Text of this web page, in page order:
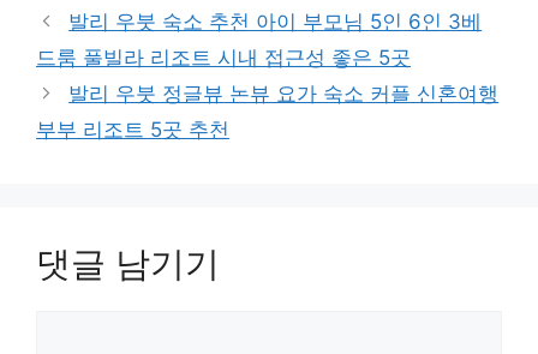
발리 우붓 숙소 추천 아이 부모님 5인 6인 3베
드룸 풀빌라 리조트 시내 접근성 좋은 5곳
발리 우붓 정글뷰 논뷰 요가 숙소 커플 신혼여행
부부 리조트 5곳 추천
댓글 남기기